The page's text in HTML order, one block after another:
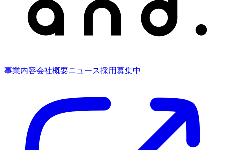
事業内容会社概要ニュース採用募集中